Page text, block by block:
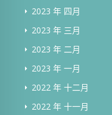
2023 年 四月
2023 年 三月
2023 年 二月
2023 年 一月
2022 年 十二月
2022 年 十一月